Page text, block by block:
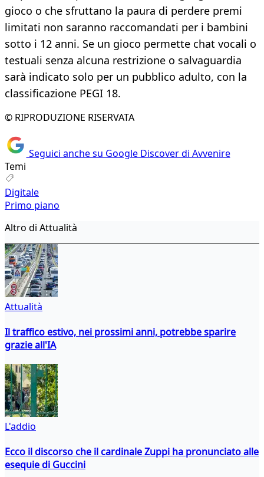
gioco o che sfruttano la paura di perdere premi
limitati non saranno raccomandati per i bambini
sotto i 12 anni. Se un gioco permette chat vocali o
testuali senza alcuna restrizione o salvaguardia
sarà indicato solo per un pubblico adulto, con la
classificazione PEGI 18.
© RIPRODUZIONE RISERVATA
Seguici anche su Google Discover di Avvenire
Temi
Digitale
Primo piano
Altro di Attualità
Attualità
Il traffico estivo, nei prossimi anni, potrebbe sparire
grazie all'IA
L'addio
Ecco il discorso che il cardinale Zuppi ha pronunciato alle
esequie di Guccini